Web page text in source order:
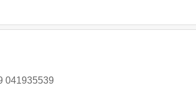
041935539